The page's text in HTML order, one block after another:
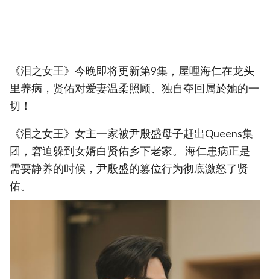
《泪之女王》今晚即将更新第9集，屋哩海仁在龙头
里养病，贤佑对爱妻温柔照顾、独自夺回属於她的一
切！
《泪之女王》女主一家被尹殷盛母子赶出Queens集
团，窘迫躲到女婿白贤佑乡下老家。 海仁患病正是
需要静养的时候，尹殷盛的篡位行为彻底激怒了贤
佑。